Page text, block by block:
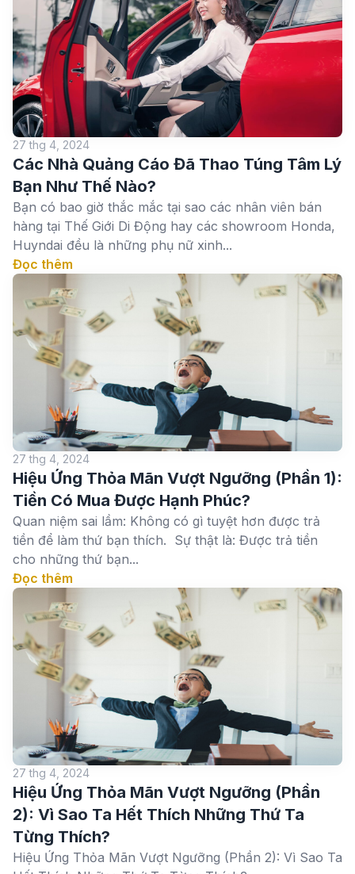
27 thg 4, 2024
Các Nhà Quảng Cáo Đã Thao Túng Tâm Lý
Bạn Như Thế Nào?
Bạn có bao giờ thắc mắc tại sao các nhân viên bán
hàng tại Thế Giới Di Động hay các showroom Honda,
Huyndai đều là những phụ nữ xinh...
Đọc thêm
27 thg 4, 2024
Hiệu Ứng Thỏa Mãn Vượt Ngưỡng (Phần 1):
Tiền Có Mua Được Hạnh Phúc?
Quan niệm sai lầm: Không có gì tuyệt hơn được trả
tiền để làm thứ bạn thích. Sự thật là: Được trả tiền
cho những thứ bạn...
Đọc thêm
27 thg 4, 2024
Hiệu Ứng Thỏa Mãn Vượt Ngưỡng (Phần
2): Vì Sao Ta Hết Thích Những Thứ Ta
Từng Thích?
Hiệu Ứng Thỏa Mãn Vượt Ngưỡng (Phần 2): Vì Sao Ta